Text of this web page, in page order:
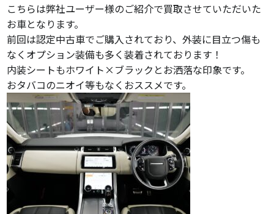
こちらは弊社ユーザー様のご紹介で買取させていただいた
お車となります。
前回は認定中古車でご購入されており、外装に目立つ傷も
なくオプション装備も多く装着されております！
内装シートもホワイト×ブラックとお洒落な印象です。
おタバコのニオイ等もなくおススメです。